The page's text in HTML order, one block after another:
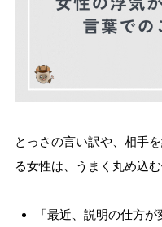
とっさの言い訳や、相手
る女性は、うまく丸め込む
「最近、説明の仕方が